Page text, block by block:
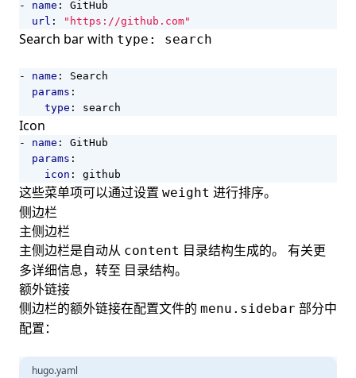
- name :
GitHub
url : "https://github.com"
Search bar with type: search
- name :
Search
params :
type : search
Icon
- name :
GitHub
params :
icon : github
这些菜单项可以通过设置 weight 进行排序。
侧边栏
主侧边栏
主侧边栏是自动从 content 目录结构生成的。 有关更
多详细信息，转至 目录结构。
额外链接
侧边栏的额外链接在配置文件的 menu.sidebar 部分中
配置：
hugo.yaml